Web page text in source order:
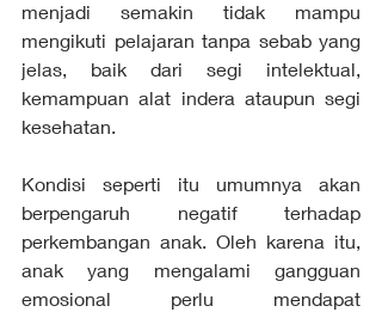
menjadi semakin tidak mampu
mengikuti pelajaran tanpa sebab yang
jelas, baik dari segi intelektual,
kemampuan alat indera ataupun segi
kesehatan.
Kondisi seperti itu umumnya akan
berpengaruh negatif terhadap
perkembangan anak. Oleh karena itu,
anak yang mengalami gangguan
emosional perlu mendapat